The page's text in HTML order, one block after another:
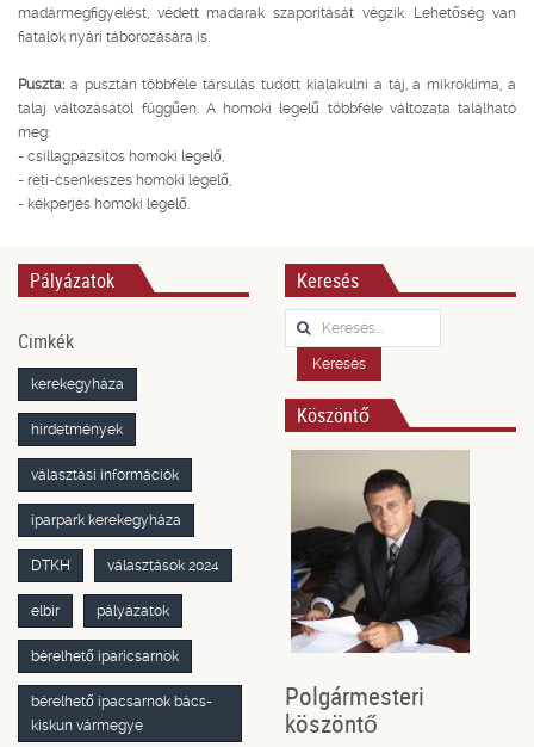
madármegfigyelést, védett madarak szaporítását végzik. Lehetőség van
fiatalok nyári táborozására is.
Puszta: a pusztán többféle társulás tudott kialakulni a táj, a mikroklíma, a
talaj változásától függűen. A homoki legelű többféle változata található
meg:
- csillagpázsitos homoki legelő,
- réti-csenkeszes homoki legelő,
- kékperjés homoki legelő.
Pályázatok
Cimkék
kerekegyháza
hirdetmények
választási információk
iparpark kerekegyháza
DTKH választások 2024
elbir pályázatok
bérelhető iparicsarnok
bérelhető ipacsarnok bács-
kiskun vármegye
Keresés
Keresés...
Keresés
Köszöntő
Polgármesteri
köszöntő